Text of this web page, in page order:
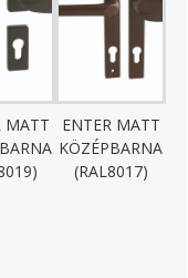
MATT
ENTER MATT
KÖZÉPBARNA
(RAL8017)